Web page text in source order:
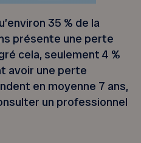
35 % de la
présente une perte
cela, seulement 4 %
avoir une perte
en moyenne 7 ans,
un professionnel